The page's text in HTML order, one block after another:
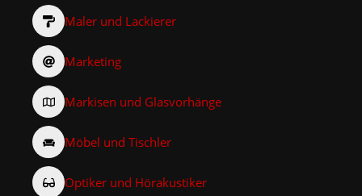
Maler und Lackierer
Marketing
Markisen und Glasvorhänge
Möbel und Tischler
Optiker und Hörakustiker